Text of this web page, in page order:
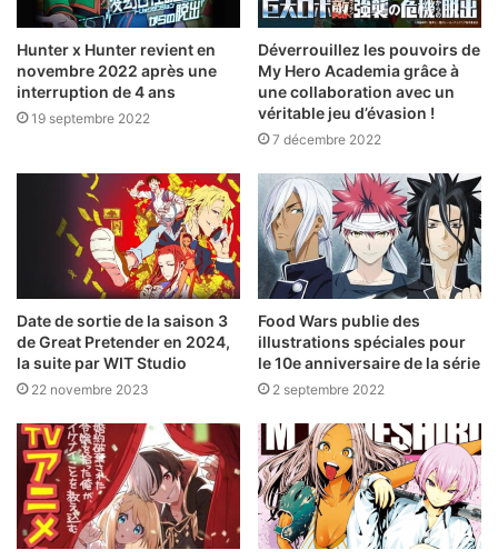
Hunter x Hunter revient en
novembre 2022 après une
interruption de 4 ans
19 septembre 2022
Déverrouillez les pouvoirs de
My Hero Academia grâce à
une collaboration avec un
véritable jeu d’évasion !
7 décembre 2022
Date de sortie de la saison 3
de Great Pretender en 2024,
la suite par WIT Studio
22 novembre 2023
Food Wars publie des
illustrations spéciales pour
le 10e anniversaire de la série
2 septembre 2022